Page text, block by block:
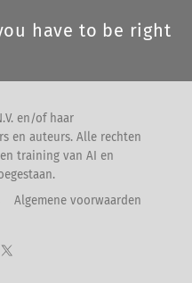
have to be right
en/of haar
en auteurs. Alle rechten
training van AI en
Algemene voorwaarden